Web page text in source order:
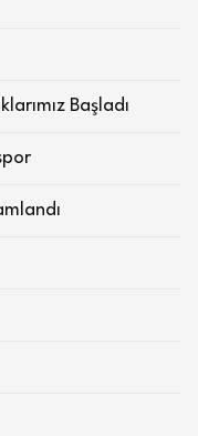
Başladı